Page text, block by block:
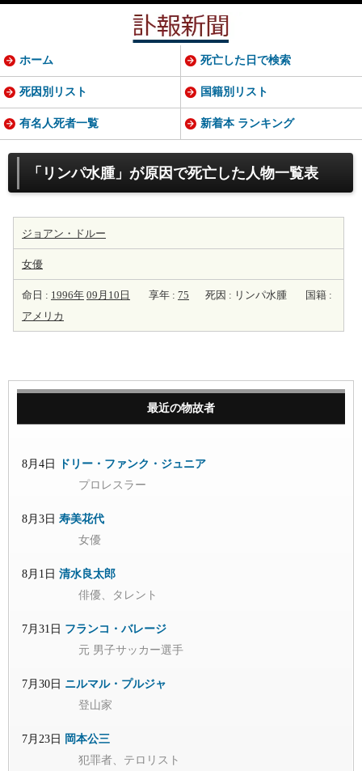
「リンパ水腫」が原因で死亡した人物一覧表
ジョアン・ドルー
女優
命日 : 1996年 09月10日 享年 : 75 死因 : リンパ水腫
国籍 :
アメリカ
ホーム 死亡した日で検索
死因別リスト 国籍別リスト
有名人死者一覧 新着本 ランキング
最近の物故者
8月4日
ドリー・ファンク・ジュニア
プロレスラー
8月3日 寿美花代
女優
8月1日 清水良太郎
俳優、タレント
7月31日 フランコ・バレージ
元 男子サッカー選手
7月30日 ニルマル・プルジャ
登山家
7月23日 岡本公三
犯罪者、テロリスト